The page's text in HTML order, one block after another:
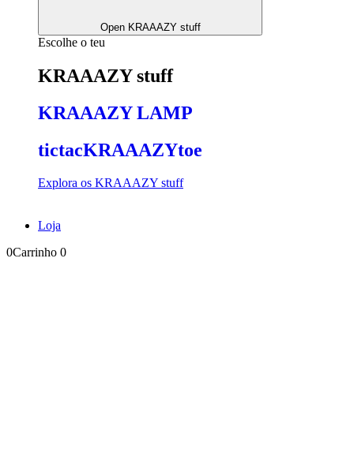
Open KRAAAZY stuff
Escolhe o teu
KRAAAZY stuff
KRAAAZY LAMP
tictacKRAAAZYtoe
Explora os KRAAAZY stuff
Loja
0Carrinho 0